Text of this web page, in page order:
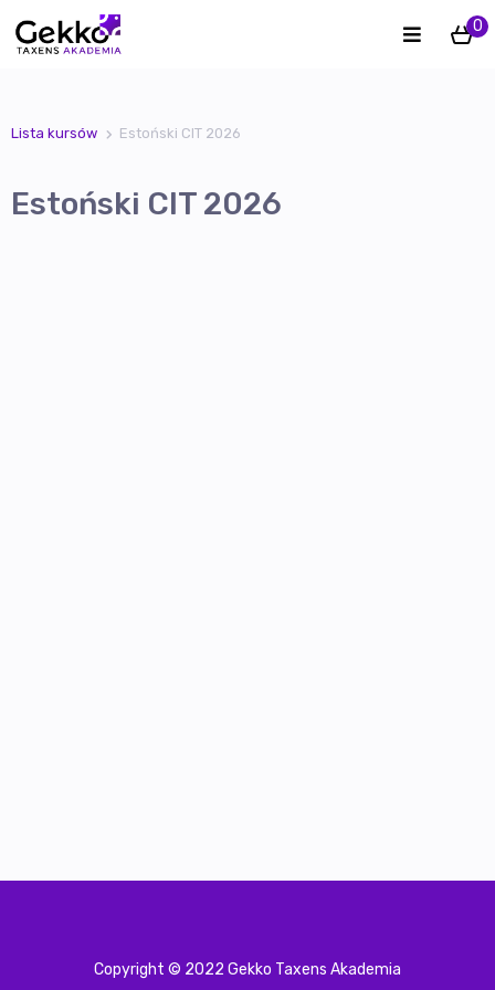
0
Lista kursów Estoński CIT 2026
Estoński CIT 2026
Copyright © 2022 Gekko Taxens Akademia